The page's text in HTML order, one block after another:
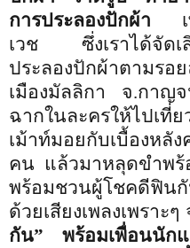
การประลองปักผ้า เพื่
เวช
ซึ่งเราได้จั
ประลองปักผ้าตามร
เมืองมัลลิกา จ.กาญ
ฉากในละครให้ไปเที่
เม้าท์มอยกับเบื้องหลั
คน แล้วมาหลุดขำพ
พร้อมชวนผู้โชคดีฟิ
ด้วยเสียงเพลงเพราะๆ
กัน”
พร้อมเพื่อนนัก